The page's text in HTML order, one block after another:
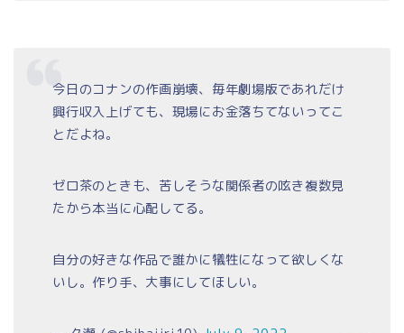
今日のコナンの作画崩壊、毎年劇場版であれだけ
興行収入上げても、現場にお金落ちてないってこ
とだよね。
ゼロ茶のときも、苦しそうな関係者の呟き複数見
たから本当に心配してる。
自分の好きな作品で誰かに犠牲になって欲しくな
いし。作り手、大事にしてほしい。